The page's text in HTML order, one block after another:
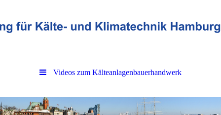
Videos zum Kälteanlagenbauerhandwerk